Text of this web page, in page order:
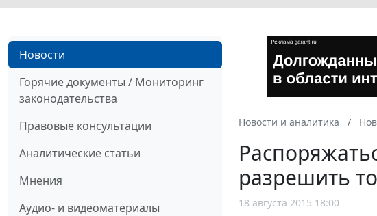
Новости
Горячие документы / Мониторинг
законодательства
Правовые консультации
Аналитические статьи
Мнения
Аудио- и видеоматериалы
Новости и аналитика
разрешить
18 августа 2015 18:00